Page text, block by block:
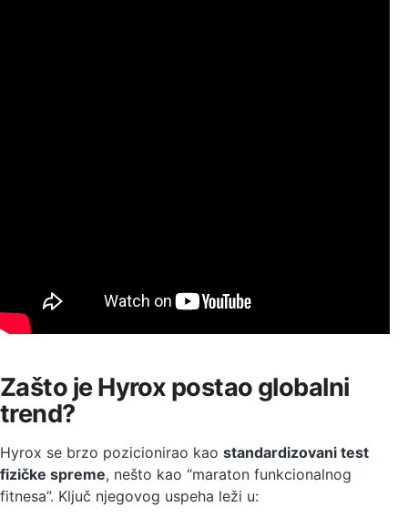
Zašto je Hyrox postao globalni
trend?
Hyrox se brzo pozicionirao kao standardizovani test
fizičke spreme, nešto kao “maraton funkcionalnog
fitnesa”. Ključ njegovog uspeha leži u: